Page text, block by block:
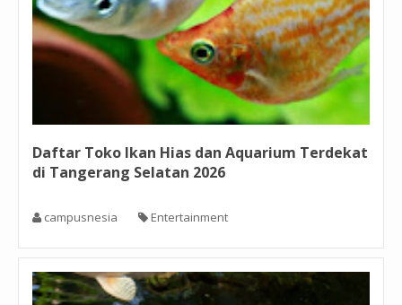
Daftar Toko Ikan Hias dan Aquarium Terdekat
di Tangerang Selatan 2026
campusnesia Entertainment